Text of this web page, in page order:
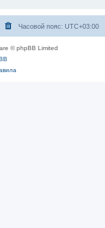
Часовой пояс: UTC+03:00
© phpBB Limited